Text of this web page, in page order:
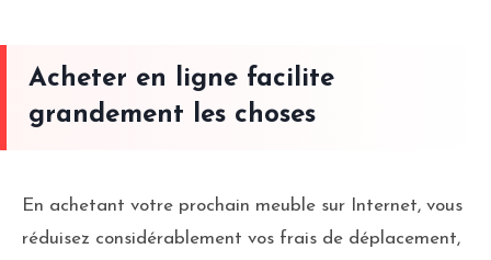
Acheter en ligne facilite
grandement les choses
En achetant votre prochain meuble sur Internet, vous
réduisez considérablement vos frais de déplacement,